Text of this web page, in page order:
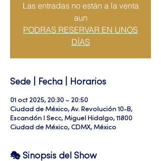
Las entradas no están a la venta
aun
PODRAS RESERVAR EN UNOS
DÍAS
Sede | Fecha | Horarios
01 oct 2025, 20:30 – 20:50
Ciudad de México, Av. Revolución 10-B,
Escandón I Secc, Miguel Hidalgo, 11800
Ciudad de México, CDMX, México
🎭 Sinopsis del Show